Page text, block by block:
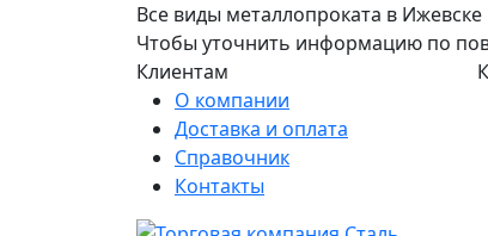
Все виды металлопроката в Ижевске
Чтобы уточнить информацию по
Клиентам
О компании
Доставка и оплата
Справочник
Контакты